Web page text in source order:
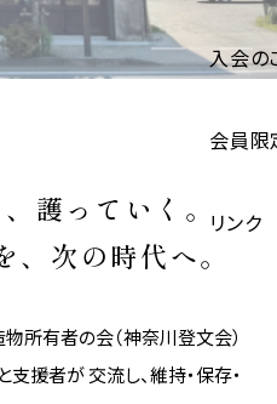
入会の
会員限
リンク
護っていく。
次の時代へ。
所有者の会（神奈川登文会）
援者が 交流し、維持・保存・